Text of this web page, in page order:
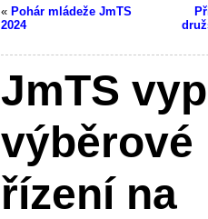
« Pohár mládeže JmTS
2024
JmTS
výběrové
řízení na